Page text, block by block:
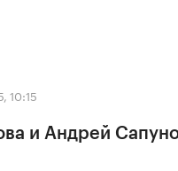
10:15
и Андрей